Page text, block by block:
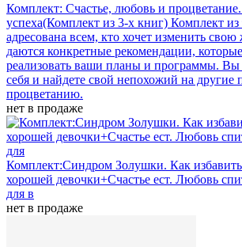
Комплект: Счастье, любовь и
успеха(Комплект из 3-х книг) Комплект из
адресована всем, кто хочет изменить
даются конкретные рекомендации,
реализовать ваши планы и программы. Вы
себя и найдете свой непохожий на другие
процветанию.
нет в продаже
Комплект:Синдром Золушки. Как
хорошей девочки+Счастье ест. Любовь
для в
нет в продаже